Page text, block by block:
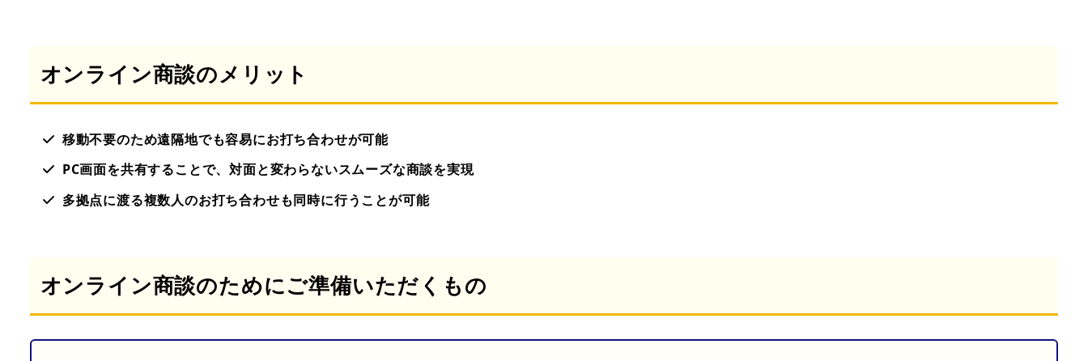
オンライン商談のメリット
移動不要のため遠隔地でも容易にお打ち合わせが可能
PC画面を共有することで、対面と変わらないスムーズな商談を実現
多拠点に渡る複数人のお打ち合わせも同時に行うことが可能
オンライン商談のためにご準備いただくもの